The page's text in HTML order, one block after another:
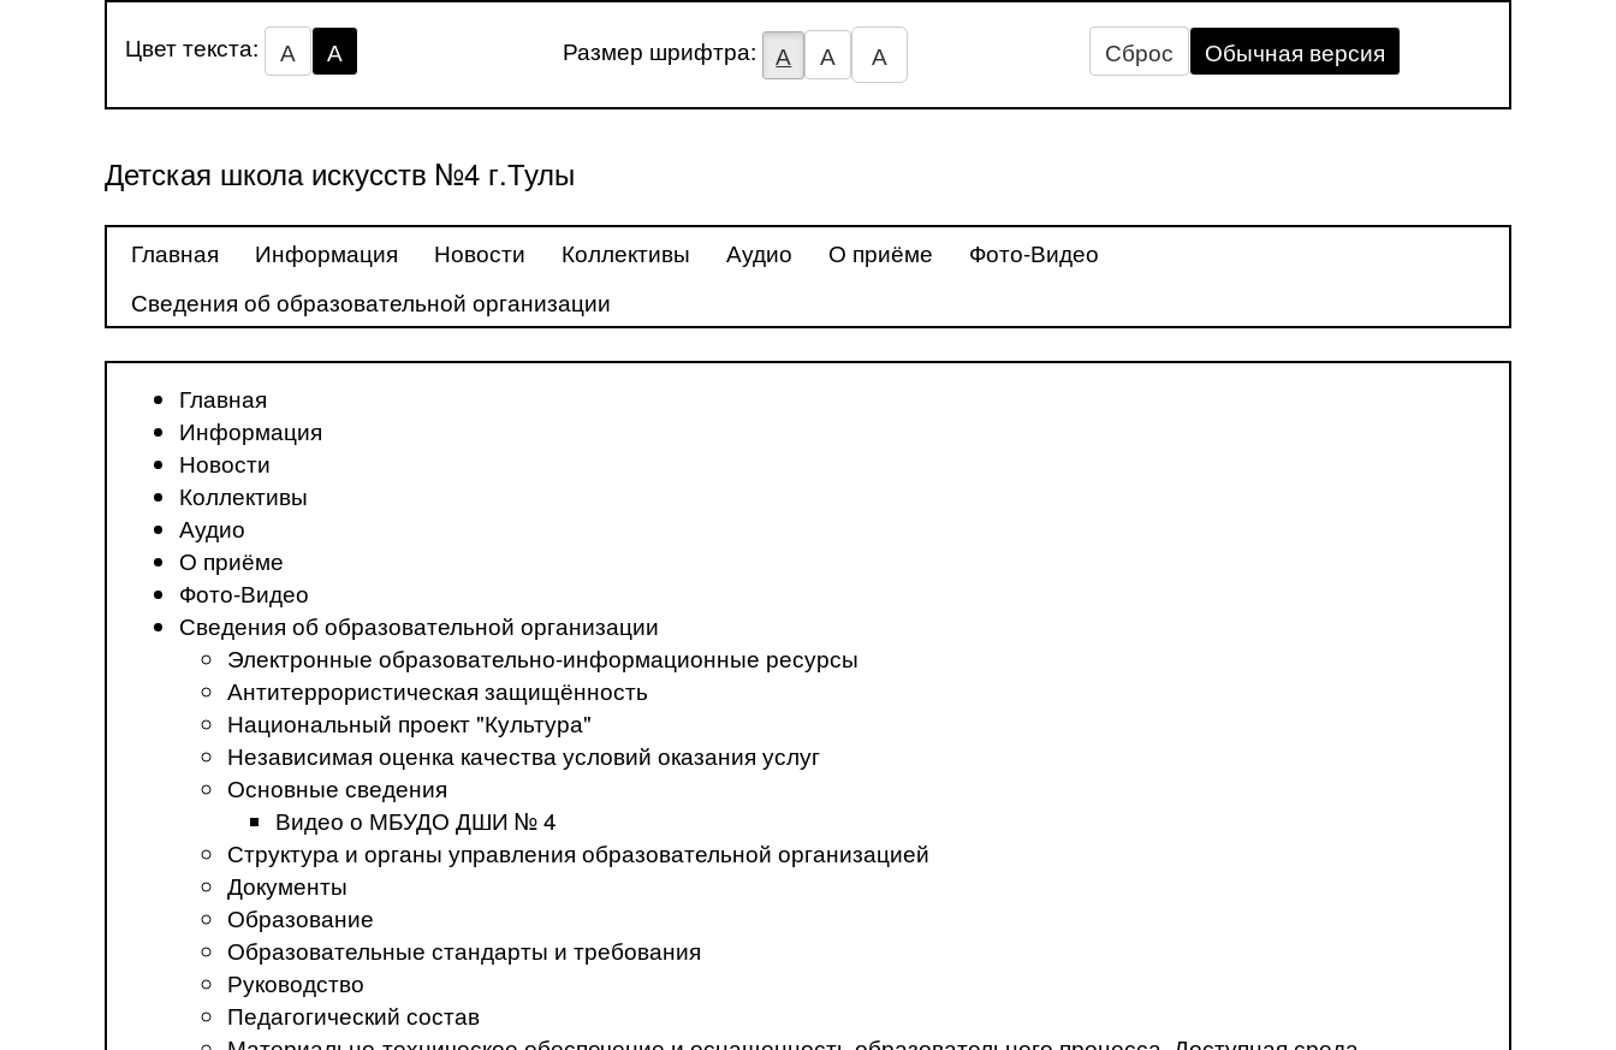
Цвет текста: А А Размер шрифтра: А А А Сброс Обычная версия
Детская школа искусств №4 г.Тулы
Главная Информация Новости Коллективы Аудио О приёме
Фото-Видео
Сведения об образовательной организации
Главная
Информация
Новости
Коллективы
Аудио
О приёме
Фото-Видео
Сведения об образовательной организации
Электронные образовательно-информационные ресурсы
Антитеррористическая защищённость
Национальный проект "Культура"
Независимая оценка качества условий оказания услуг
Основные сведения
Видео о МБУДО ДШИ № 4
Структура и органы управления образовательной организацией
Документы
Образование
Образовательные стандарты и требования
Руководство
Педагогический состав